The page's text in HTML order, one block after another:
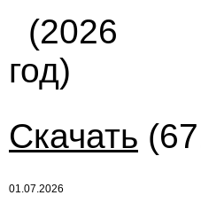
(2026
год)
Скачать
01.07.2026